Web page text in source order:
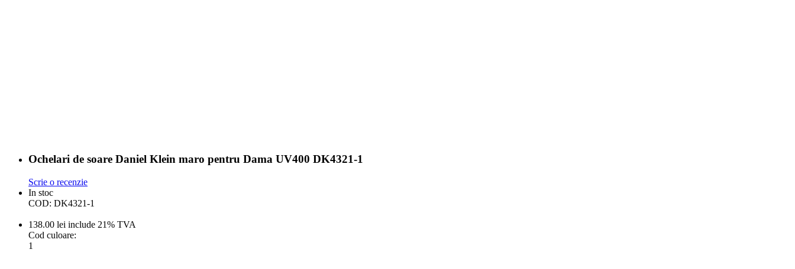
Ochelari de soare Daniel Klein maro pentru Dama UV400 DK4321-1
Scrie o recenzie
In stoc
COD: DK4321-1
138.00 lei include 21% TVA
Cod culoare:
1